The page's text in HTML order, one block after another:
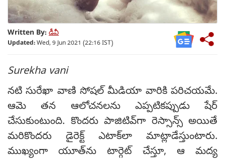
Written By: డీవీ
Updated:Wed, 9 Jun 2021 (22:16 IST)
Surekha vani
న‌టి సురేఖా వాణి సోష‌ల్ మీడియా వారికి ప‌రిచ‌య‌మే.
ఆమె త‌న ఆలోచ‌న‌ల‌ను ఎప్ప‌టిక‌ప్పుడు షేర్
చేసుకుంటుంది. కొంద‌రు పాజిటివ్‌గా రెస్సాన్స్ అయితే
మ‌రికొంద‌రు డైరెక్ట్ ఎటాక్‌లా మాట్లాడేస్తుంటారు.
ముఖ్యంగా యూత్‌ను టార్గెట్ చేస్తూ, ఆ మ‌ద్య